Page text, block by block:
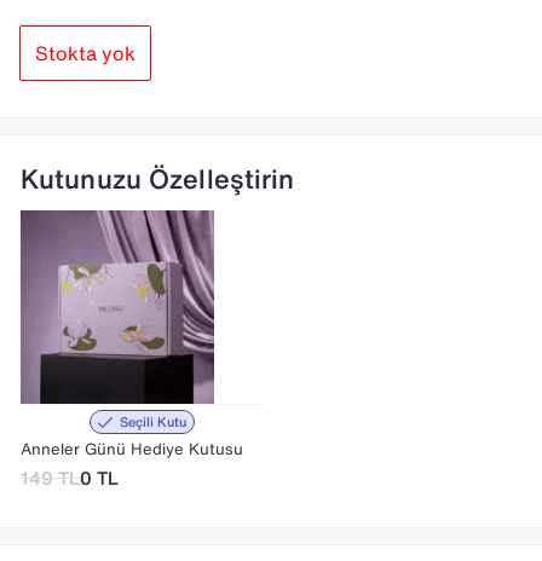
Stokta yok
Kutunuzu Özelleştirin
Seçili Kutu
Anneler Günü Hediye Kutusu
149TL0 TL